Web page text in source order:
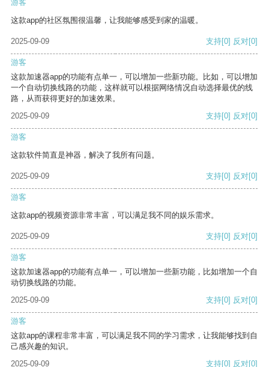
游客
这款app的社区氛围很温馨，让我能够感受到家的温暖。
2025-09-09 支持[0] 反对[0]
游客
这款加速器app的功能有点单一，可以增加一些新功能。比如，可以增加
一个自动切换线路的功能，这样就可以根据网络情况自动选择最优的线
路，从而获得更好的加速效果。
2025-09-09
支持[0] 反对[0]
游客
这款软件简直是神器，解决了我所有问题。
2025-09-09 支持[0] 反对[0]
游客
这款app的视频资源非常丰富，可以满足我不同的娱乐需求。
2025-09-09 支持[0] 反对[0]
游客
这款加速器app的功能有点单一，可以增加一些新功能，比如增加一个自
动切换线路的功能。
2025-09-09
支持[0] 反对[0]
游客
这款app的课程非常丰富，可以满足我不同的学习需求，让我能够找到自
己感兴趣的知识。
2025-09-09
支持[0] 反对[0]